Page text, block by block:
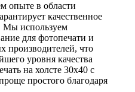
опыте в области
качественное
Мы используем
для фотопечати и
производителей, что
уровня качества
на холсте 30х40 с
простого благодаря